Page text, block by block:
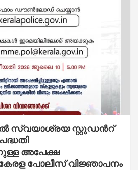
സ്വയാശ്രയ സ്റ്റുഡന്‍റ്
അപേക്ഷ
പോലീസ് വിജ്ഞാപനം